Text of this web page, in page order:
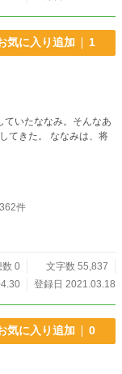
気に入り追加 1
ていたななみ。そんなあ
てきた。 ななみは、将
件
数 0
文字数 55,837
登録日 2021.03.18
気に入り追加 0